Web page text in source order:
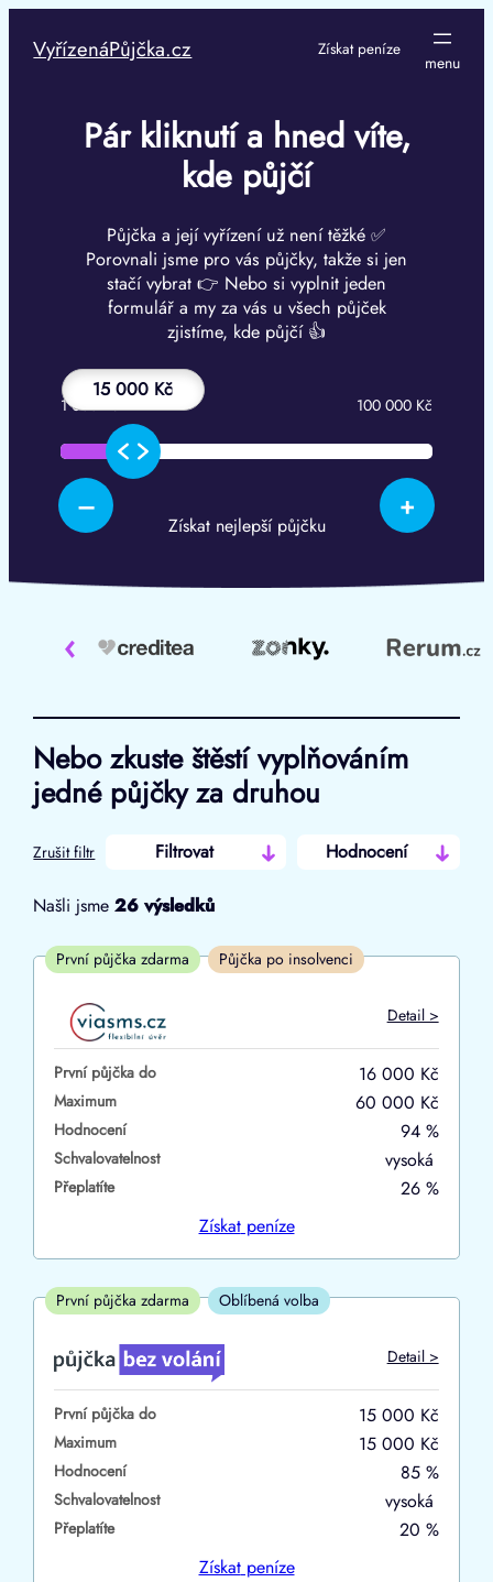
obsah
VyřízenáPůjčka.cz Získat peníze
Pár kliknutí a hned víte,
kde půjčí
Půjčka a její vyřízení už není těžké ✅
Porovnali jsme pro vás půjčky, takže si jen
stačí vybrat 👉 Nebo si vyplnit jeden
formulář a my za vás u všech půjček
zjistíme, kde půjčí 👍
15 000 Kč
– +
1 000 Kč 100 000 Kč
Získat nejlepší půjčku
‹
Nebo zkuste štěstí vyplňováním
jedné půjčky za druhou
Zrušit filtr Filtrovat Hodnocení
Od
První půjčka zdarma
–
ano
ne
ano
ne
V exekuci
ano
ne
Po insolvenci
ano
ne
Našli jsme26 výsledků
První půjčka zdarma Půjčka po insolvenci
Detail >
První půjčka do 16 000 Kč
Maximum 60 000 Kč
Hodnocení 94 %
Schvalovatelnost vysoká
Přeplatíte
26 %
Získatpeníze
První půjčka zdarma Oblíbená volba
Detail >
První půjčka do 15 000 Kč
Maximum 15 000 Kč
Hodnocení 85 %
Schvalovatelnost vysoká
Přeplatíte
20 %
Získatpeníze